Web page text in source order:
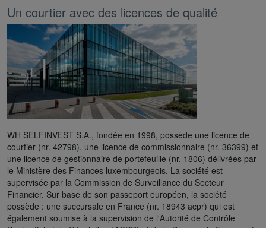
Un courtier avec des licences de qualité
WH SELFINVEST S.A., fondée en 1998, possède une licence de
courtier (nr. 42798), une licence de commissionnaire (nr. 36399) et
une licence de gestionnaire de portefeuille (nr. 1806) délivrées par
le Ministère des Finances luxembourgeois. La société est
supervisée par la Commission de Surveillance du Secteur
Financier. Sur base de son passeport européen, la société
possède : une succursale en France (nr. 18943 acpr) qui est
également soumise à la supervision de l'Autorité de Contrôle